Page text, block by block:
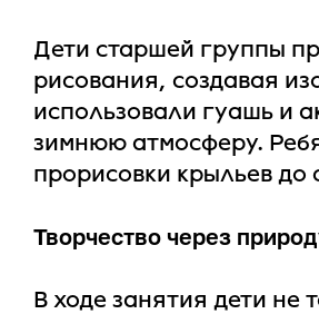
Дети старшей группы
рисования, создавая
использовали гуашь и
зимнюю атмосферу.
прорисовки крыльев до
Творчество через
В ходе занятия дети не